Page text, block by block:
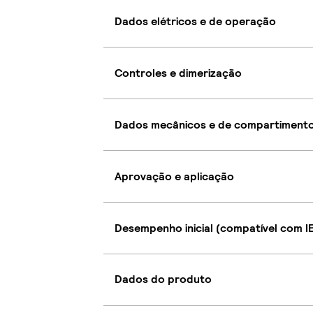
Dados elétricos e de operação
Controles e dimerização
Dados mecânicos e de
Aprovação e aplicação
Desempenho inicial (compatível com
Dados do produto